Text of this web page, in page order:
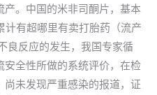
产。中国的米非司酮片，基本
计有超哪里有卖打胎药（流产
良反应的发生，我国专家循
全性所做的系统评价，在检
未发现严重感染的报道，证